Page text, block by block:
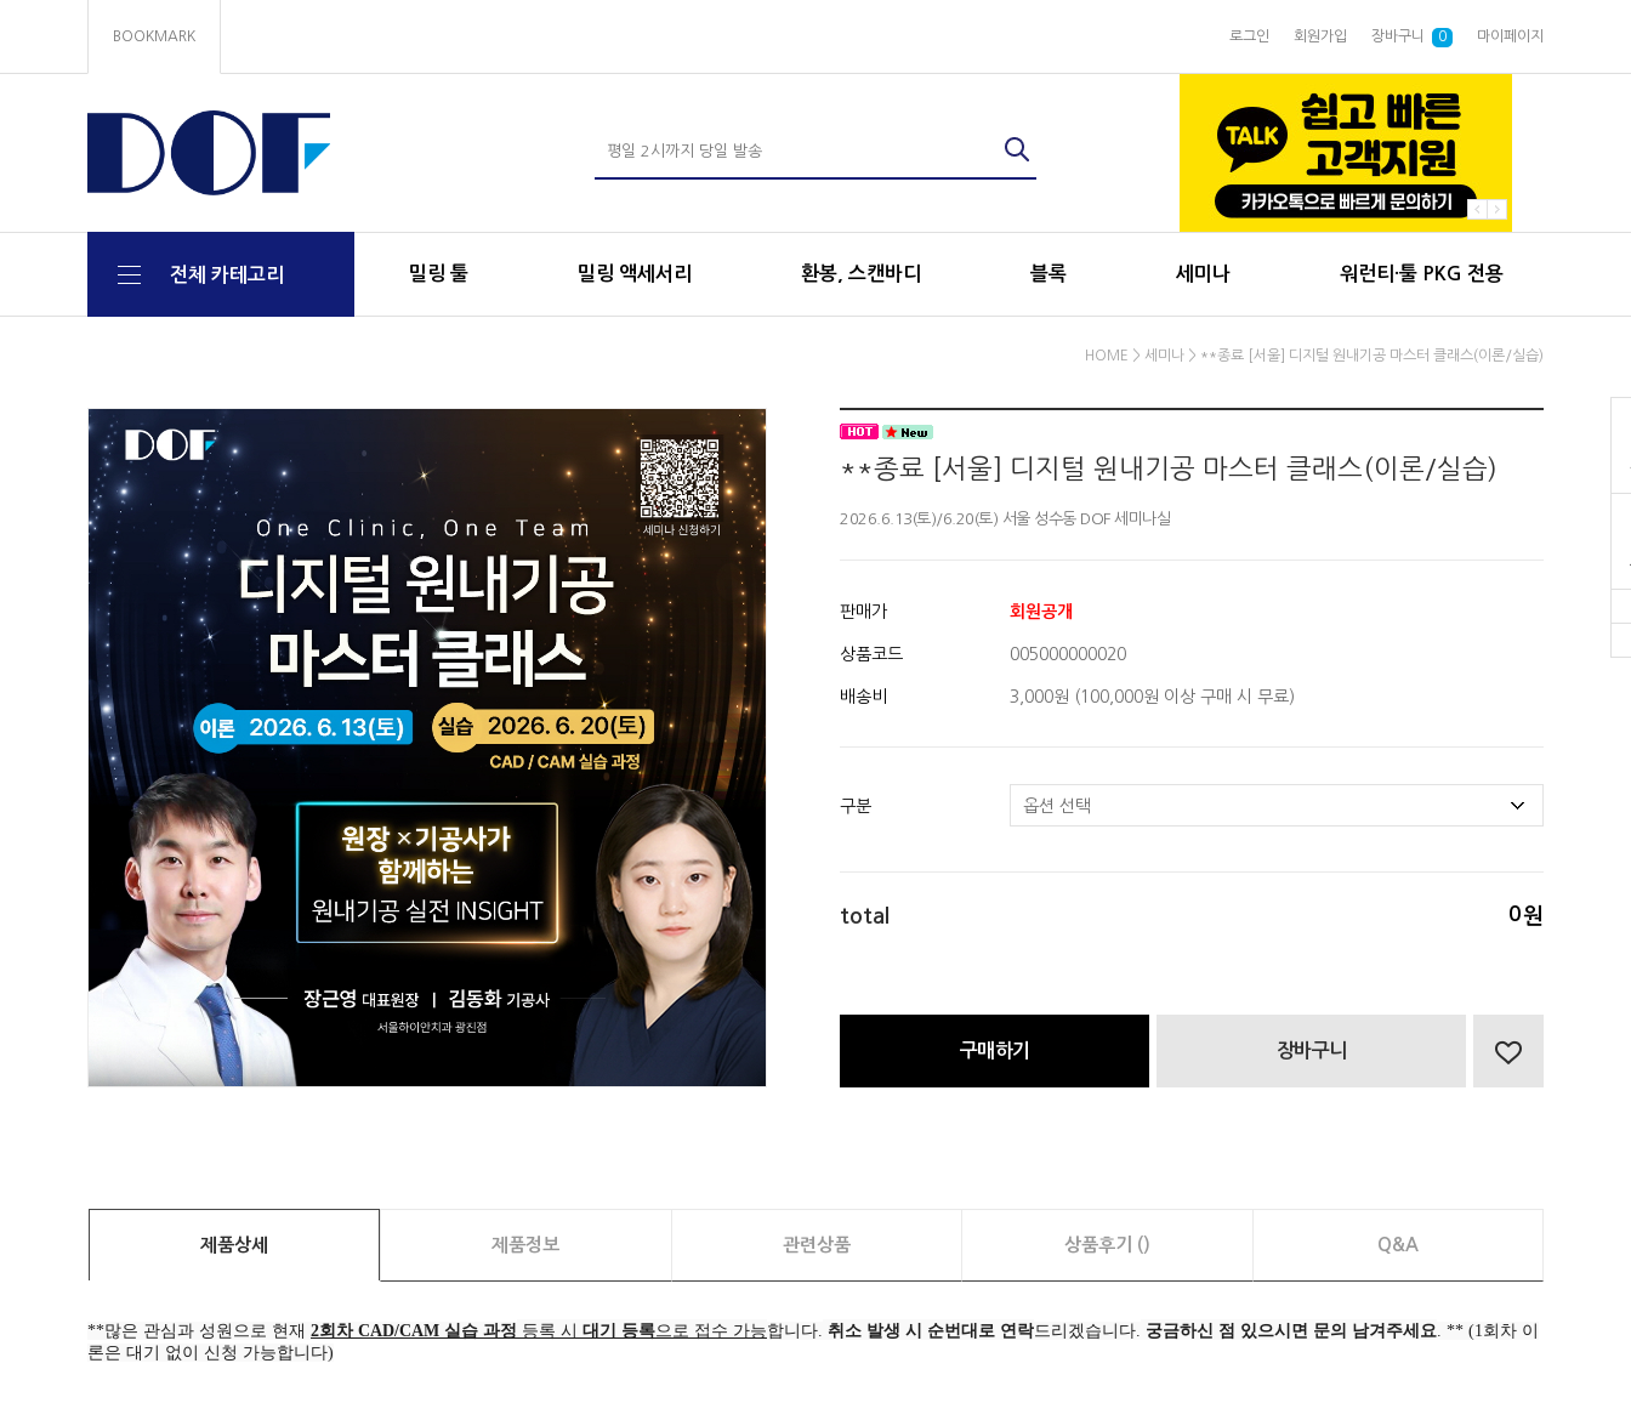
BOOKMARK 로그인 회원가입 장바구니 0 마이페이지
전체 카테고리 밀링 툴 밀링 액세서리 환봉, 스캔바디 블록 세미나 워런티·툴 PKG 전용
HOME > 세미나 > **종료 [서울] 디지털 원내기공 마스터 클래스(이론/실습)
**종료 [서울] 디지털 원내기공 마스터 클래스(이론/실습)
2026.6.13(토)/6.20(토) 서울 성수동 DOF 세미나실
판매가 회원공개
상품코드 005000000020
배송비 3,000원 (100,000원 이상 구매 시 무료)
구분
total 0원
구매하기 장바구니
제품상세 제품정보 관련상품 상품후기 () Q&A
**많은 관심과 성원으로 현재 2회차 CAD/CAM 실습 과정 등록 시 대기 등록으로 접수 가능합니다. 취소 발생 시 순번대로 연락드리겠습니다. 궁금하신 점 있으시면 문의 남겨주세요. ** (1회차 이
론은 대기 없이 신청 가능합니다)